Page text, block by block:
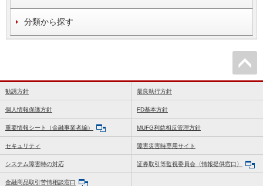
分類から探す
勧誘方針 最良執行方針
個人情報保護方針 FD基本方針
重要情報シート（金融事業者編） MUFG利益相反管理方針
セキュリティ 障害災害時専用サイト
システム障害時の対応 証券取引等監視委員会〈情報提供窓口〉
金融商品取引苦情相談窓口